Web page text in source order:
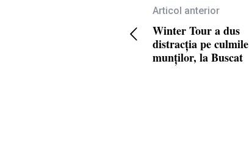
Articol anterior
Winter Tour a dus
distracția pe culmile
munților, la Buscat